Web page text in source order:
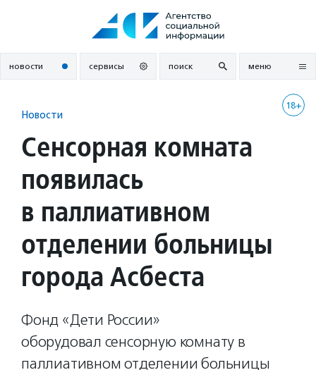
новости сервисы поиск меню
18+
Новости
Cенсорная комната
появилась
в паллиативном
отделении больницы
города Асбеста
Фонд «Дети России»
оборудовал сенсорную комнату в
паллиативном отделении больницы